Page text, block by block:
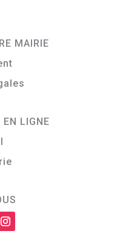
MAIRIE
EN LIGNE